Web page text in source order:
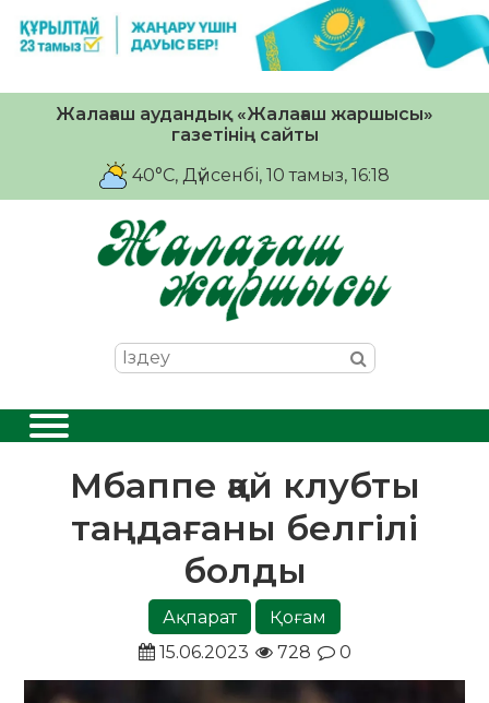
Жалағаш аудандық «Жалағаш жаршысы»
газетінің сайты
40°C, Дүйсенбі, 10 тамыз, 16:18
Мбаппе қай клубты
таңдағаны белгілі
болды
Ақпарат
Қоғам
15.06.2023
728 0